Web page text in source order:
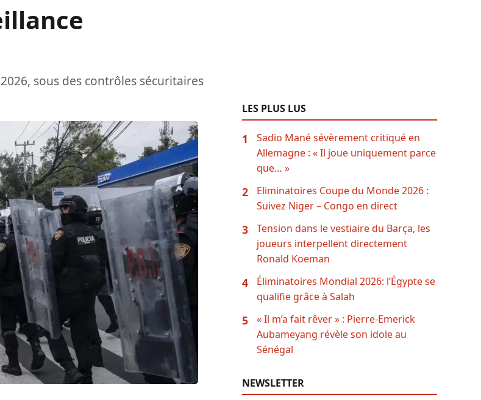
sous des contrôles sécuritaires
LES PLUS LUS
1
Sadio Mané sévèrement critiqué en
Allemagne : « Il joue uniquement parce
que… »
2
Eliminatoires Coupe du Monde 2026 :
Suivez Niger – Congo en direct
3
Tension dans le vestiaire du Barça, les
joueurs interpellent directement
Ronald Koeman
4
Éliminatoires Mondial 2026: l’Égypte se
qualifie grâce à Salah
5
« Il m’a fait rêver » : Pierre-Emerick
Aubameyang révèle son idole au
Sénégal
NEWSLETTER